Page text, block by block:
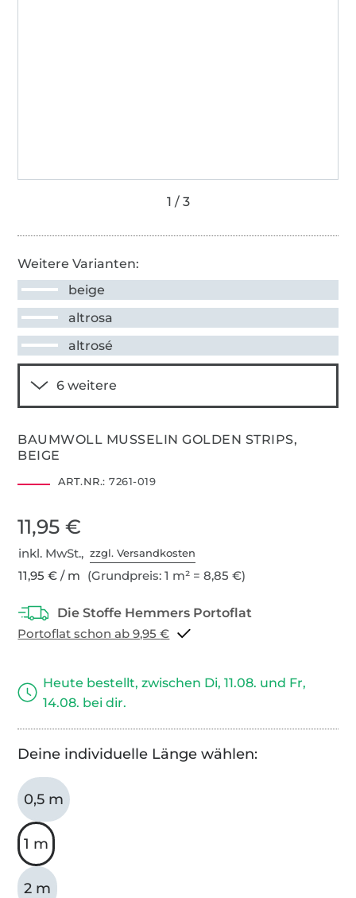
Weitere Varianten:
beige
altrosa
altrosé
BAUMWOLL MUSSELIN GOLDEN STRIPS,
BEIGE
ART.NR.: 7261-019
11,95 €
inkl. MwSt.,zzgl. Versandkosten
11,95 € / m (Grundpreis: 1 m² = 8,85 €)
Portoflat schon ab 9,95 €
Heute bestellt, zwischen Di, 11.08. und Fr,
14.08. bei dir.
Deine individuelle Länge wählen:
0,5 m
1 m
2 m